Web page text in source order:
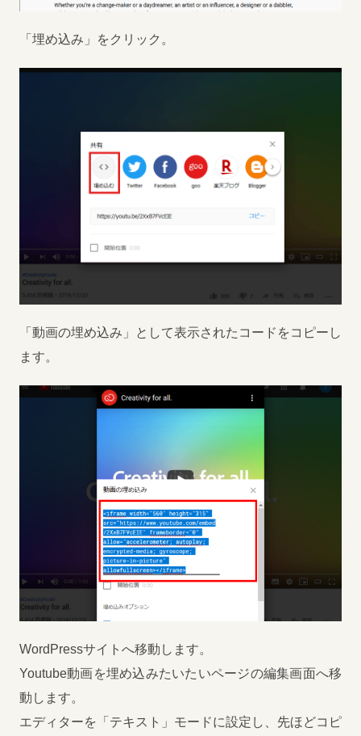
「埋め込み」をクリック。
「動画の埋め込み」として表示されたコードをコピーし
ます。
WordPressサイトへ移動します。
Youtube動画を埋め込みたいたいページの編集画面へ移
動します。
エディターを「テキスト」モードに設定し、先ほどコピ